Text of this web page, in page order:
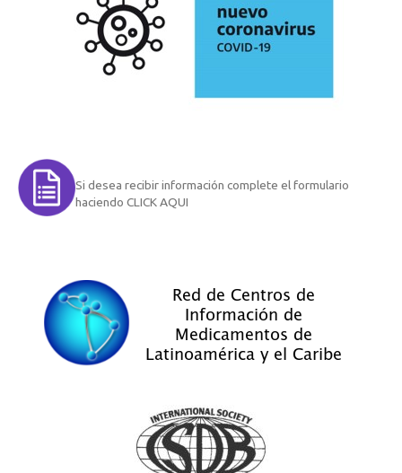
Si desea recibir información complete el formulario
haciendo CLICK AQUI